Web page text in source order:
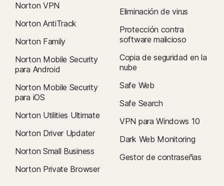
Norton VPN
Norton AntiTrack
Norton Family
Norton Mobile Security
para Android
Norton Mobile Security
para iOS
Norton Utilities Ultimate
Norton Driver Updater
Norton Small Business
Norton Private Browser
Eliminación de virus
Protección contra
software malicioso
Copia de seguridad en la
nube
Safe Web
Safe Search
VPN para Windows 10
Dark Web Monitoring
Gestor de contraseñas